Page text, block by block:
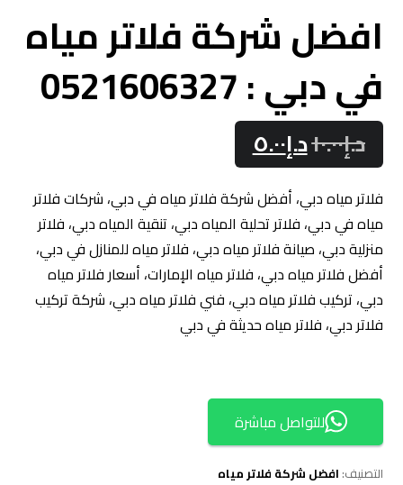
افضل شركة فلاتر مياه
في دبي : 0521606327
د.إ١٠.٠٠د.إ٥.٠٠
فلاتر مياه دبي، أفضل شركة فلاتر مياه في دبي، شركات فلاتر
مياه في دبي، فلاتر تحلية المياه دبي، تنقية المياه دبي، فلاتر
منزلية دبي، صيانة فلاتر مياه دبي، فلاتر مياه للمنازل في دبي،
أفضل فلاتر مياه دبي، فلاتر مياه الإمارات، أسعار فلاتر مياه
دبي، تركيب فلاتر مياه دبي، فني فلاتر مياه دبي، شركة تركيب
فلاتر دبي، فلاتر مياه حديثة في دبي
للتواصل مباشرة
التصنيف: افضل شركة فلاتر مياه